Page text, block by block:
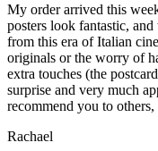
My order arrived this
posters look fantastic,
from this era of Italian
originals or the worry of
extra touches (the
surprise and very much
recommend you to
Rachael